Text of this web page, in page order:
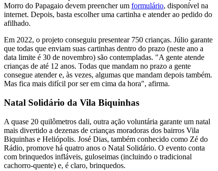
Morro do Papagaio devem preencher um formulário, disponível na
internet. Depois, basta escolher uma cartinha e atender ao pedido do
afilhado.
Em 2022, o projeto conseguiu presentear 750 crianças. Júlio garante
que todas que enviam suas cartinhas dentro do prazo (neste ano a
data limite é 30 de novembro) são contempladas. "A gente atende
crianças de até 12 anos. Todas que mandam no prazo a gente
consegue atender e, às vezes, algumas que mandam depois também.
Mas fica mais difícil por ser em cima da hora", afirma.
Natal Solidário da Vila Biquinhas
A quase 20 quilômetros dali, outra ação voluntária garante um natal
mais divertido a dezenas de crianças moradoras dos bairros Vila
Biquinhas e Heliópolis. José Dias, também conhecido como Zé do
Rádio, promove há quatro anos o Natal Solidário. O evento conta
com brinquedos infláveis, guloseimas (incluindo o tradicional
cachorro-quente) e, é claro, brinquedos.